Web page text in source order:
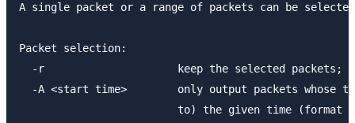
A single packet or a range of packets can be
Packet selection:
-r                     keep the selected packets;
-A <start time>        only output packets whose
to) the given time (format